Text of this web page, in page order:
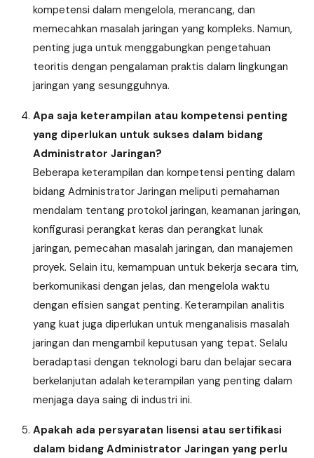
kompetensi dalam mengelola, merancang, dan
memecahkan masalah jaringan yang kompleks. Namun,
penting juga untuk menggabungkan pengetahuan
teoritis dengan pengalaman praktis dalam lingkungan
jaringan yang sesungguhnya.
Apa saja keterampilan atau kompetensi penting
yang diperlukan untuk sukses dalam bidang
Administrator Jaringan?
Beberapa keterampilan dan kompetensi penting dalam
bidang Administrator Jaringan meliputi pemahaman
mendalam tentang protokol jaringan, keamanan jaringan,
konfigurasi perangkat keras dan perangkat lunak
jaringan, pemecahan masalah jaringan, dan manajemen
proyek. Selain itu, kemampuan untuk bekerja secara tim,
berkomunikasi dengan jelas, dan mengelola waktu
dengan efisien sangat penting. Keterampilan analitis
yang kuat juga diperlukan untuk menganalisis masalah
jaringan dan mengambil keputusan yang tepat. Selalu
beradaptasi dengan teknologi baru dan belajar secara
berkelanjutan adalah keterampilan yang penting dalam
menjaga daya saing di industri ini.
Apakah ada persyaratan lisensi atau sertifikasi
dalam bidang Administrator Jaringan yang perlu